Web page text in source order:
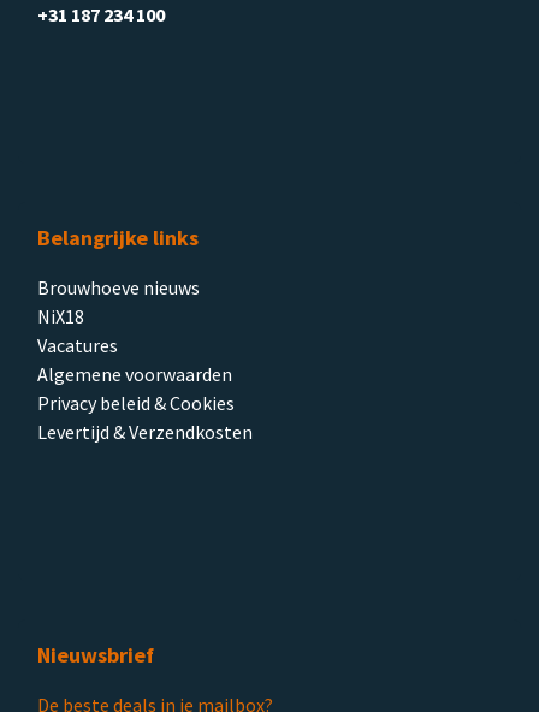
+31 187 234 100
Belangrijke links
Brouwhoeve nieuws
NiX18
Vacatures
Algemene voorwaarden
Privacy beleid & Cookies
Levertijd & Verzendkosten
Nieuwsbrief
De beste deals in je mailbox?